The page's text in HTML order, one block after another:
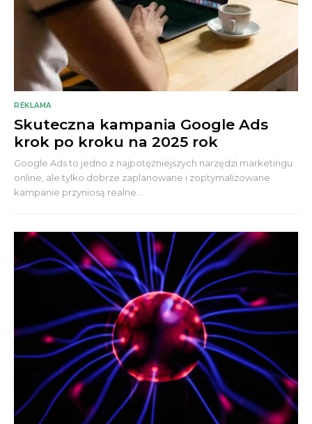
REKLAMA
Skuteczna kampania Google Ads
krok po kroku na 2025 rok
Google Ads to jedno z najpotężniejszych narzędzi marketingu
online, ale tylko dobrze zaplanowane i zoptymalizowane
kampanie przyniosą realne...